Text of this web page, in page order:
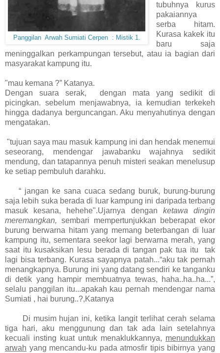
Panggilan Arwah Sumiati Cerpen : Mistik 1.
tubuhnya kurus
pakaiannya
serba hitam.
Kurasa kakek itu
baru saja
meninggalkan perkampungan tersebut, atau ia bagian dari
masyarakat kampung itu.
"mau kemana ?” Katanya.
Dengan suara serak, dengan mata yang sedikit di
picingkan. sebelum menjawabnya, ia kemudian terkekeh
hingga dadanya berguncangan. Aku menyahutinya dengan
mengatakan.
"tujuan saya mau masuk kampung ini dan hendak menemui
seseorang, mendengar jawabanku wajahnya sedikit
mendung, dan tatapannya penuh misteri seakan menelusup
ke setiap pembuluh darahku.
“ jangan ke sana cuaca sedang buruk, burung-burung
saja lebih suka berada di luar kampung ini daripada terbang
masuk kesana, hehehe".Ujarnya dengan ketawa dingin
meremangkan, sembari mempertunjukkan beberapat ekor
burung berwarna hitam yang memang beterbangan di luar
kampung itu, sementara seekor lagi berwarna merah, yang
saat itu kusaksikan lesu berada di tangan pak tua itu tak
lagi bisa terbang. Kurasa sayapnya patah...“aku tak pernah
menangkapnya. Burung ini yang datang sendiri ke tanganku
di detik yang hampir membuatnya tewas, haha..ha..ha...”,
selalu panggilan itu...apakah kau pernah mendengar nama
Sumiati , hai burung..?,Katanya
Di musim hujan ini, ketika langit terlihat cerah selama
tiga hari, aku menggunung dan tak ada lain setelahnya
kecuali insting kuat untuk menaklukkannya, menundukkan
arwah yang mencandu-ku pada atmosfir tipis bibirnya yang